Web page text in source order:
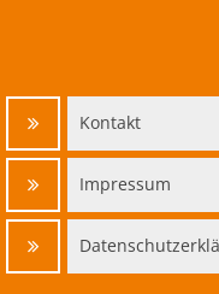
Kontakt
Impressum